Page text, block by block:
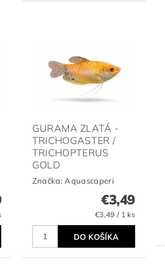
GURAMA ZLATÁ -
TRICHOGASTER /
TRICHOPTERUS
GOLD
Značka: Aquascaperi
€3,49
€3,49 / 1 ks